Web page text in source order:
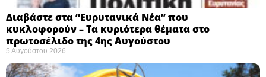
Διαβάστε στα “Ευρυτανικά Νέα” που
κυκλοφορούν – Τα κυριότερα θέματα στο
πρωτοσέλιδο της 4ης Αυγούστου
5 Αυγούστου 2026